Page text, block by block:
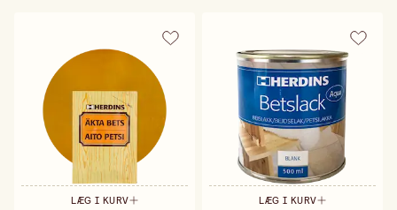
LÆG I KURV LÆG I KURV